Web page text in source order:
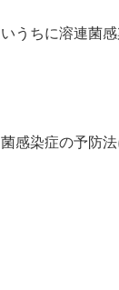
うちに溶連菌
感染症の予防